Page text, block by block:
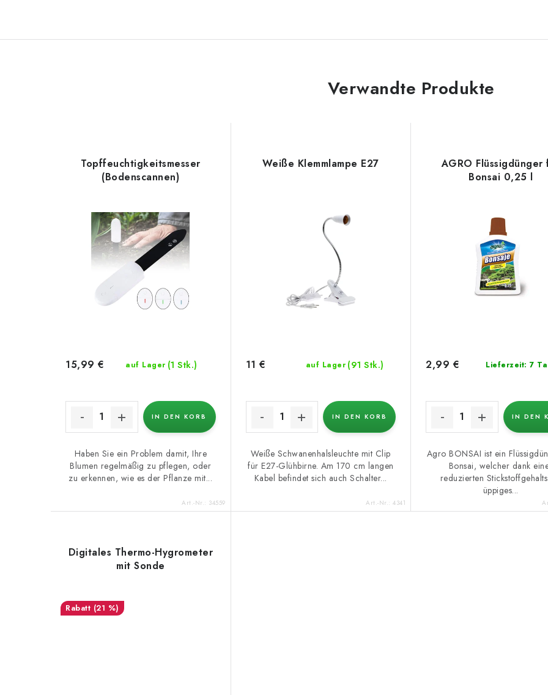
Verwandte Produkte
Topffeuchtigkeitsmesser
(Bodenscannen)
auf Lager (1 Stk.)
15,99 €
IN DEN KORB
Haben Sie ein Problem damit, Ihre
Blumen regelmäßig zu pflegen, oder
zu erkennen, wie es der Pflanze mit...
Art.-Nr.: 34559
Weiße Klemmlampe E27
auf Lager (91 Stk.)
11 €
IN DEN KORB
Weiße Schwanenhalsleuchte mit Clip
für E27-Glühbirne. Am 170 cm langen
Kabel befindet sich auch Schalter...
Art.-Nr.: 4341
AGRO Flüssigdünger
Bonsai 0,25 l
Lieferzeit: 7
2,99 €
IN DEN
Agro BONSAI ist ein
Bonsai, welcher dank
reduzierten
üppiges...
Digitales Thermo-Hygrometer
mit Sonde
(21 %)